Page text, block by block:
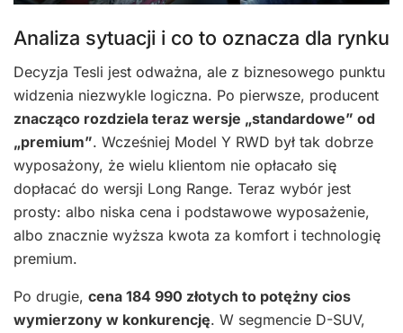
Analiza sytuacji i co to oznacza dla rynku
Decyzja Tesli jest odważna, ale z biznesowego punktu
widzenia niezwykle logiczna. Po pierwsze, producent
znacząco rozdziela teraz wersje „standardowe” od
„premium”. Wcześniej Model Y RWD był tak dobrze
wyposażony, że wielu klientom nie opłacało się
dopłacać do wersji Long Range. Teraz wybór jest
prosty: albo niska cena i podstawowe wyposażenie,
albo znacznie wyższa kwota za komfort i technologię
premium.
Po drugie, cena 184 990 złotych to potężny cios
wymierzony w konkurencję. W segmencie D-SUV,